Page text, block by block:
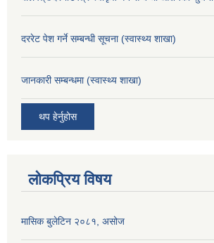
दररेट पेश गर्ने सम्बन्धी सूचना (स्वास्थ्य शाखा)
जानकारी सम्बन्धमा (स्वास्थ्य शाखा)
थप हेर्नुहोस
लोकप्रिय विषय
मासिक बुलेटिन २०८१, असोज